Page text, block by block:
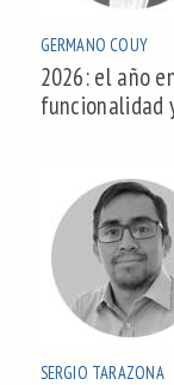
GERMANO COUY
2026: el año
funcionalidad
SERGIO TARAZONA